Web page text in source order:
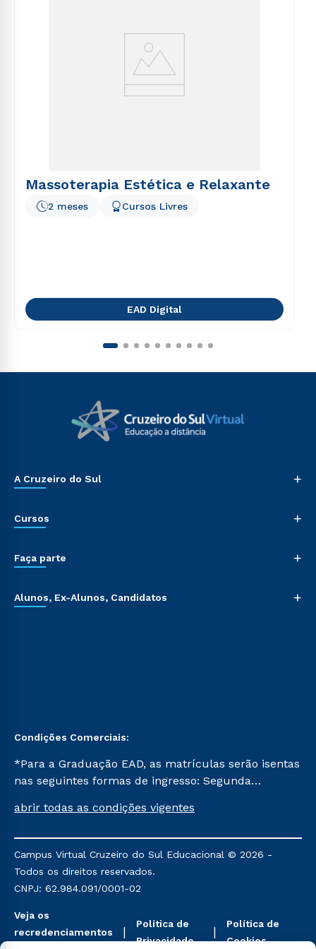
Massoterapia Estética e Relaxante
2 meses Cursos Livres
EAD Digital
A Cruzeiro do Sul +
Cursos +
Faça parte +
Alunos, Ex-Alunos, Candidatos +
Condições Comerciais:
*Para a Graduação EAD, as matrículas serão isentas
nas seguintes formas de ingresso: Segunda
Já para as demais, a taxa de matrícula será de R$
mencionadas são referentes aos cursos: Ensino
Religioso, Geografia para a Docência e Metodologia
do Ensino de História: Questões Atuais.
abrir todas as condições vigentes
Campus Virtual Cruzeiro do Sul Educacional © 2026 -
Todos os direitos reservados.
CNPJ: 62.984.091/0001-02
Veja os
recredenciamentos
Política de
Privacidade
Política de
Cookies